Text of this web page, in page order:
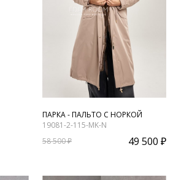
ПАРКА - ПАЛЬТО С НОРКОЙ
19081-2-115-MK-N
58 500 ₽
49 500 ₽